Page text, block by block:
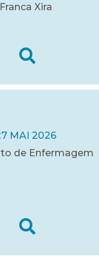
Franca Xira
MAI 2026
de Enfermagem